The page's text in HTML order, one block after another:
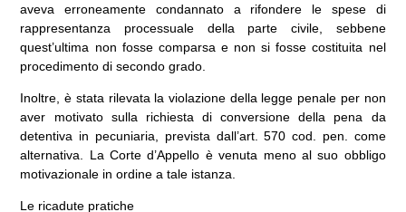
aveva erroneamente condannato a rifondere le spese di
rappresentanza processuale della parte civile, sebbene
quest’ultima non fosse comparsa e non si fosse costituita nel
procedimento di secondo grado.
Inoltre, è stata rilevata la violazione della legge penale per non
aver motivato sulla richiesta di conversione della pena da
detentiva in pecuniaria, prevista dall’art. 570 cod. pen.
come
alternativa. La Corte d’Appello è venuta meno al suo obbligo
motivazionale in ordine a tale istanza.
Le ricadute pratiche